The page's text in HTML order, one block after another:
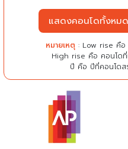
แสดงคอนโดทั้งหม
หมายเหตุ : Low rise คือ
High rise คือ คอนโดที่
ปี คือ ปีที่คอนโดส